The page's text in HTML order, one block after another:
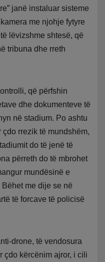
janë instaluar sisteme
me njohje fytyre
lëvizshme shtesë, që
tribuna dhe rreth
që përfshin
dhe dokumenteve të
në stadium. Po ashtu
rrezik të mundshëm,
do të jenë të
përreth do të mbrohet
mundësinë e
me dije se në
të forcave të policisë
drone, të vendosura
çdo kërcënim ajror, i cili